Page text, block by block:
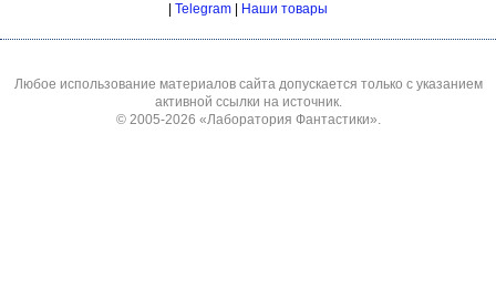
| Telegram | Наши товары
Любое использование материалов сайта допускается только с указанием
активной ссылки на источник.
© 2005-2026 «Лаборатория Фантастики»